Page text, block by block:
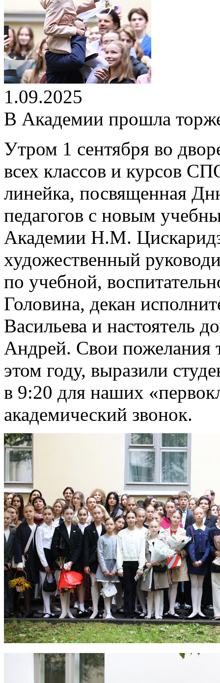
1.09.2025
В Академии прошла
Утром 1 сентября во
всех классов и курсов
линейка, посвященная
педагогов с новым
Академии Н.М.
художественный
по учебной,
Головина, декан
Васильева и настоятель
Андрей. Свои пожелания
этом году, выразили
в 9:20 для наших
академический звонок.